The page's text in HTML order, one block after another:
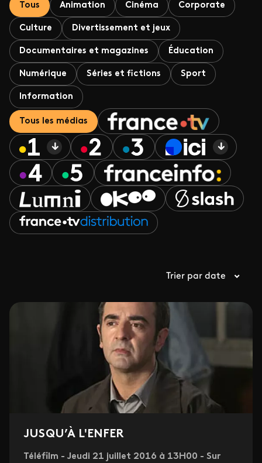
Tous Animation Cinéma Corporate
Culture Divertissement et jeux
Documentaires et magazines Éducation
Numérique Séries et fictions Sport
Information
Tous les médias
Trier par date
JUSQU’À L'ENFER
Téléfilm - Jeudi 21 juillet 2016 à 13H00 - Sur